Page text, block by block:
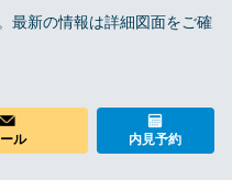
最新の情報は詳細図面をご確
ル 内見予約